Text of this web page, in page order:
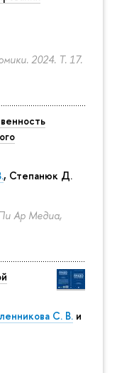
2024. Т. 17.
, Степанюк Д.
Ар Медиа,
С. В. и